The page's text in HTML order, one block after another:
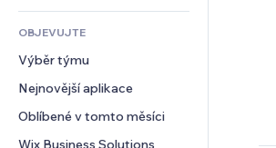
Výpisy webu
E‑mail
Účetnictví
Kupóny a věrnostní programy
Skladování
Nemovitosti
Rezervace
Podcasty
Fotografie
Video
PDF
Sdílení souborů
Novinky
Soukromí a bezpečnost
Hodiny
Šablony stránek
Efekty pro obrázky
Tlačítka a nabídky
Bannery a odznaky
Formuláře
Ankety
Chat
Komentáře
Telefon
OBJEVUJTE
Výběr týmu
Nejnovější aplikace
Oblíbené v tomto měsíci
Wix Business Solutions